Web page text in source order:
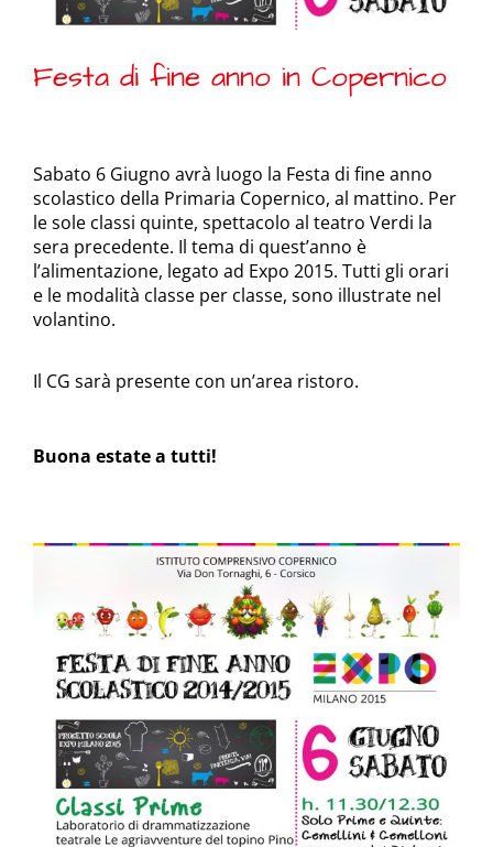
Festa di fine anno in Copernico
Sabato 6 Giugno avrà luogo la Festa di fine anno
scolastico della Primaria Copernico, al mattino. Per
le sole classi quinte, spettacolo al teatro Verdi la
sera precedente. Il tema di quest’anno è
l’alimentazione, legato ad Expo 2015. Tutti gli orari
e le modalità classe per classe, sono illustrate nel
volantino.
Il CG sarà presente con un’area ristoro.
Buona estate a tutti!